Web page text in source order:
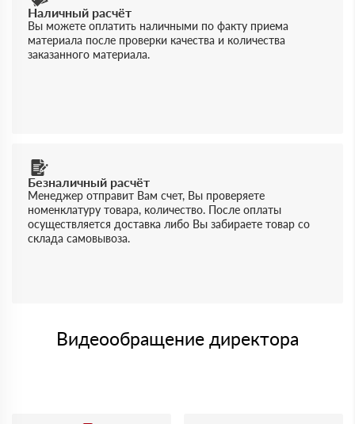
Наличный расчёт
Вы можете оплатить наличными по факту приема
материала после проверки качества и количества
заказанного материала.
Безналичный расчёт
Менеджер отправит Вам счет, Вы проверяете
номенклатуру товара, количество. После оплаты
осуществляется доставка либо Вы забираете товар со
склада самовывоза.
Видеообращение директора